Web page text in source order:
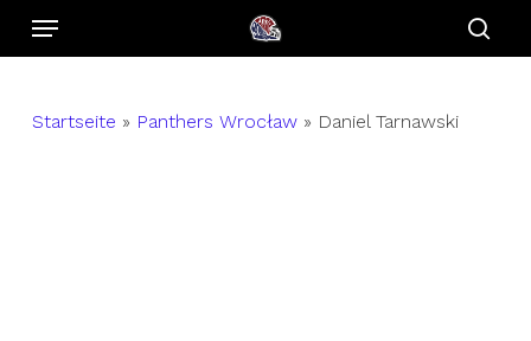
Skip
content
Menu
Startseite » Panthers Wrocław» Daniel Tarnawski